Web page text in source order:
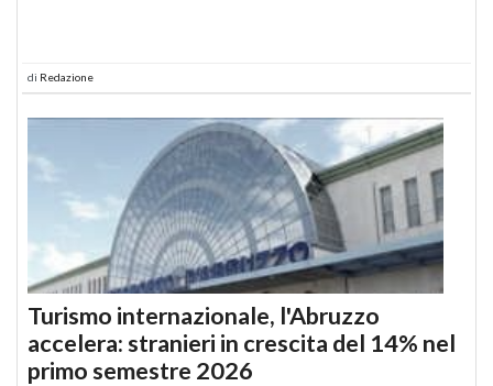
di Redazione
Turismo internazionale, l'Abruzzo
accelera: stranieri in crescita del 14% nel
primo semestre 2026